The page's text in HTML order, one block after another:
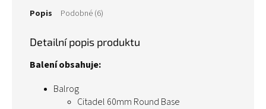
Popis Podobné (6)
Detailní popis produktu
Balení obsahuje:
Balrog
Citadel 60mm Round Base